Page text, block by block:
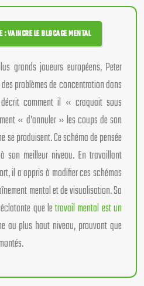
: VAINCRE LE BLOCAGE MENTAL
grands joueurs européens, Peter
problèmes de concentration dans
comment il « craquait sous
« d’annuler » les coups de son
se produisent. Ce schéma de pensée
son meilleur niveau. En travaillant
il a appris à modifier ces schémas
mental et de visualisation. Sa
que letravail mental est un
au plus haut niveau, prouvant que